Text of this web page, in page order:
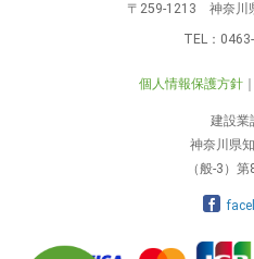
〒259-1213 神奈川
TEL：
個人情報保護方針
建設業
神奈川県
（般-3）